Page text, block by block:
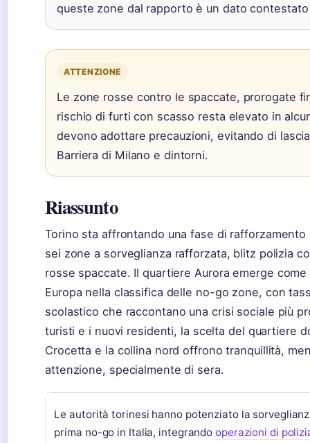
queste zone dal rapporto è un dato
ATTENZIONE
Le zone rosse contro le spaccate, prorogate
rischio di furti con scasso resta elevato in
devono adottare precauzioni, evitando di
Barriera di Milano e dintorni.
Riassunto
Torino sta affrontando una fase di
sei zone a sorveglianza rafforzata, blitz polizia
rosse spaccate. Il quartiere Aurora emerge
Europa nella classifica delle no-go zone, con
scolastico che raccontano una crisi sociale più
turisti e i nuovi residenti, la scelta del quartiere
Crocetta e la collina nord offrono tranquillità,
attenzione, specialmente di sera.
Le autorità torinesi hanno potenziato la
prima no-go in Italia, integrandooperazioni di